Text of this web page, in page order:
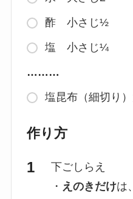
酢 小さじ½
塩 小さじ¼
………
塩昆布（細切り
作り方
下ごしらえ
・ えのきだけは